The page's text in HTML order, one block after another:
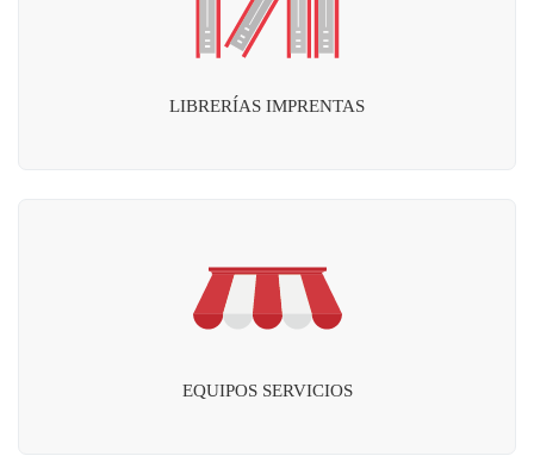
LIBRERÍAS IMPRENTAS
EQUIPOS SERVICIOS